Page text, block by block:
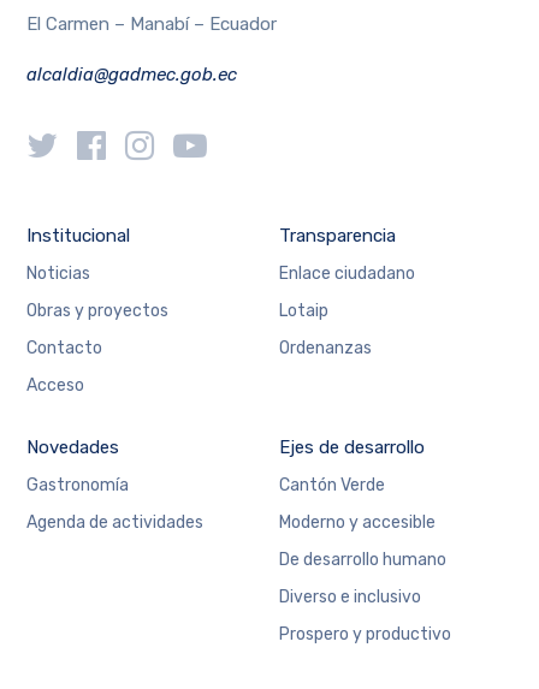
El Carmen – Manabí – Ecuador
alcaldia@gadmec.gob.ec
Institucional
Noticias
Obras y proyectos
Contacto
Acceso
Transparencia
Enlace ciudadano
Lotaip
Ordenanzas
Novedades
Gastronomía
Agenda de actividades
Ejes de desarrollo
Cantón Verde
Moderno y accesible
De desarrollo humano
Diverso e inclusivo
Prospero y productivo